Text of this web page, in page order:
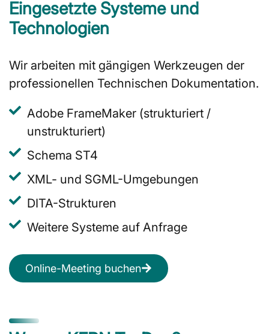
Eingesetzte Systeme und
Technologien
Wir arbeiten mit gängigen Werkzeugen der
professionellen Technischen Dokumentation.
Adobe FrameMaker (strukturiert /
unstrukturiert)
Schema ST4
XML- und SGML-Umgebungen
DITA-Strukturen
Weitere Systeme auf Anfrage
Online-Meeting buchen